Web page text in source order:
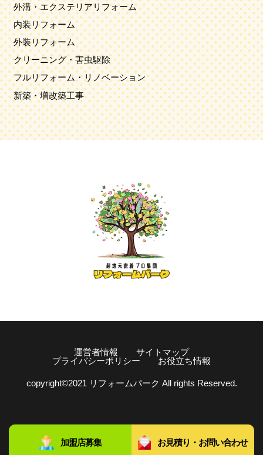
外溝・エクステリアリフォーム
内装リフォーム
外装リフォーム
クリーニング・害虫駆除
フルリフォーム・リノベーション
新築・増改築工事
運営者情報
サイトマップ
プライバシーポリシー
お役立ち情報
copyright©️2021 リフォームパーク All rights Reserved.
加盟店募集 お見積り・お問い合わせ